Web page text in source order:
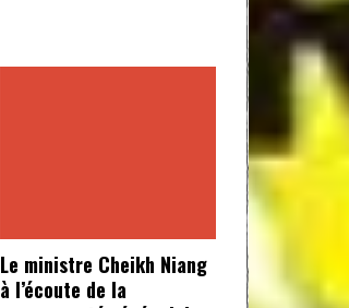
Le ministre Cheikh Niang
à l’écoute de la